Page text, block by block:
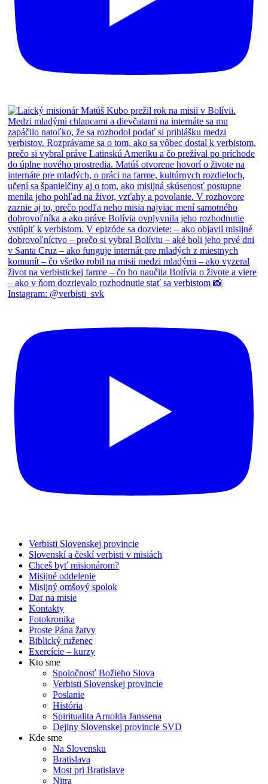
Verbisti Slovenskej provincie
Slovenskí a českí verbisti v misiách
Chceš byť misionárom?
Misijné oddelenie
Misijný omšový spolok
Dar na misie
Kontakty
Fotokronika
Proste Pána žatvy
Biblický ruženec
Exercície – kurzy
Kto sme
Spoločnosť Božieho Slova
Verbisti Slovenskej provincie
Poslanie
História
Spiritualita Arnolda Janssena
Dejiny Slovenskej provincie SVD
Kde sme
Na Slovensku
Bratislava
Most pri Bratislave
Nitra